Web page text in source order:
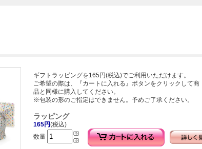
ギフトラッピングを165円(税込)でご利用いただけます。
ご希望の際は、『カートに入れる』ボタンをクリックして商
品と同様に購入してください。
※包装の形のご指定はできません。予めご了承ください。
ラッピング
165円(税込)
数量